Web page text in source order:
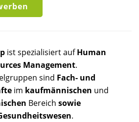
ist spezialisiert aufHuman
Management.
sind Fach- und
im kaufmännischen und
Bereich sowie
.